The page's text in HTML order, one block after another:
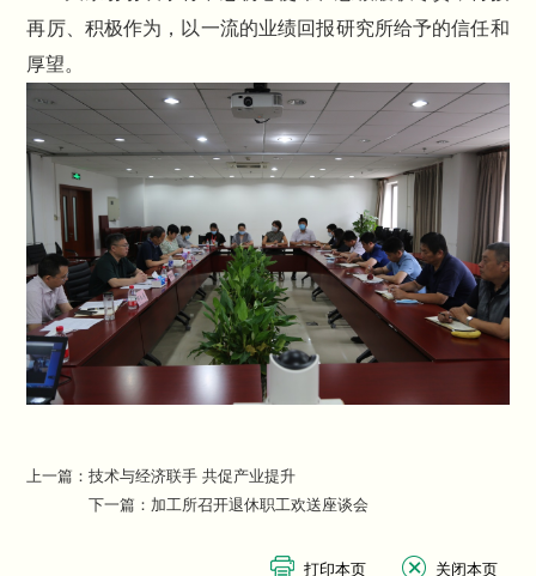
再厉、积极作为，以一流的业绩回报研究所给予的信任和
厚望。
上一篇：技术与经济联手 共促产业提升
下一篇： 加工所召开退休职工欢送座谈会